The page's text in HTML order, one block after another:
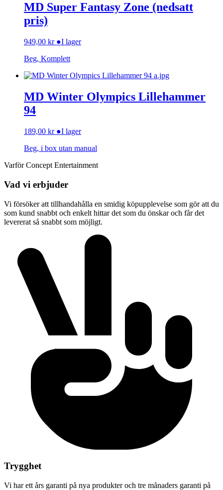
MD Super Fantasy Zone (nedsatt
pris)
949,00 kr ●I lager
Beg, Komplett
MD Winter Olympics Lillehammer
94
189,00 kr ●I lager
Beg, i box utan manual
Varför Concept Entertainment
Vad vi erbjuder
Vi försöker att tillhandahålla en smidig köpupplevelse som gör att du
som kund snabbt och enkelt hittar det som du önskar och får det
levererat så snabbt som möjligt.
Trygghet
Vi har ett års garanti på nya produkter och tre månaders garanti på